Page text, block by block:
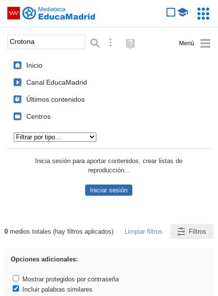
Saltar navegación
Palabra o frase: Búsqueda avanzada
Ayuda
(en
Inicio
Canal EducaMadrid
Últimos contenidos
Centros
Inicia sesión para aportar contenidos, crear listas de
reproducción...
Iniciar sesión
Resultados de: Crotona
0medios totales (hay filtros aplicados) Limpiar filtros Filtros
Opciones adicionales:
Mostrar protegidos por contraseña
Incluir palabras similares